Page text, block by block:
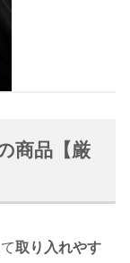
商品【厳
取り入れやす